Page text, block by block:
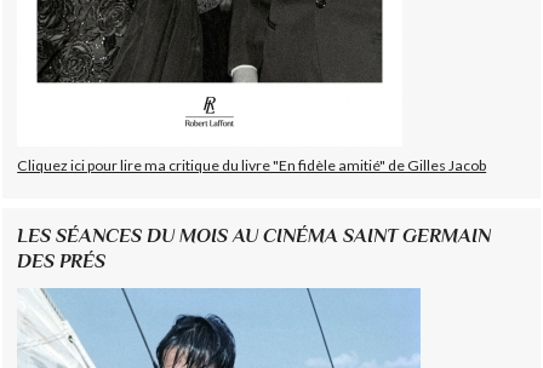
Cliquez ici pour lire ma critique du livre "En fidèle amitié" de Gilles Jacob
LES SÉANCES DU MOIS AU CINÉMA SAINT GERMAIN
DES PRÉS